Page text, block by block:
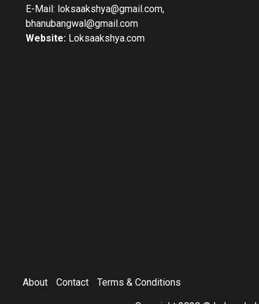
E-Mail: loksaakshya@gmail.com,
bhanubangwal@gmail.com
Website: Loksaakshya.com
About Contact Terms & Conditions